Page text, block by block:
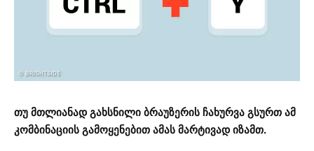
თუ მთლიანად გახსნილი ბრაუზერის ჩახურვა გსურთ ამ
კომბინაციის გამოყენებით ამას მარტივად იზამთ.